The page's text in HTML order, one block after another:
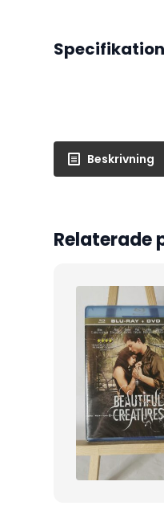
Beskrivning
Relaterade